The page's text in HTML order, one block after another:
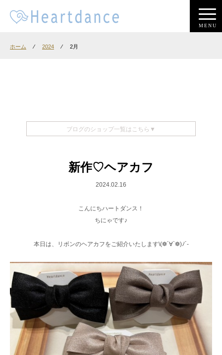
MENU
ホーム ⁄ 2024 ⁄ 2月
ブログのショップ一覧はこちら▼
新作♡ヘアカフ
2024.02.16
こんにちハートダンス！
ちにゃです♪
本日は、リボンのヘアカフをご紹介いたします\(❁´∀`❁)ﾉ´-